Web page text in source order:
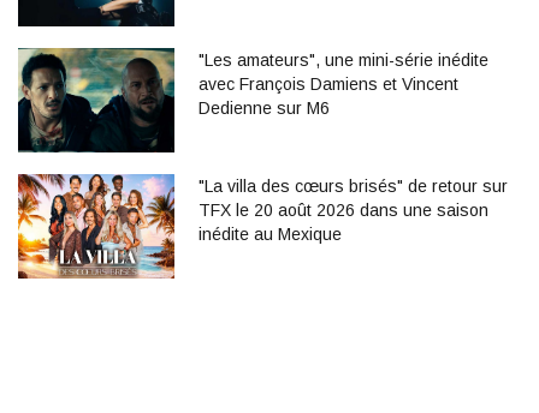
"Les amateurs", une mini-série inédite
avec François Damiens et Vincent
Dedienne sur M6
"La villa des cœurs brisés" de retour sur
TFX le 20 août 2026 dans une saison
inédite au Mexique